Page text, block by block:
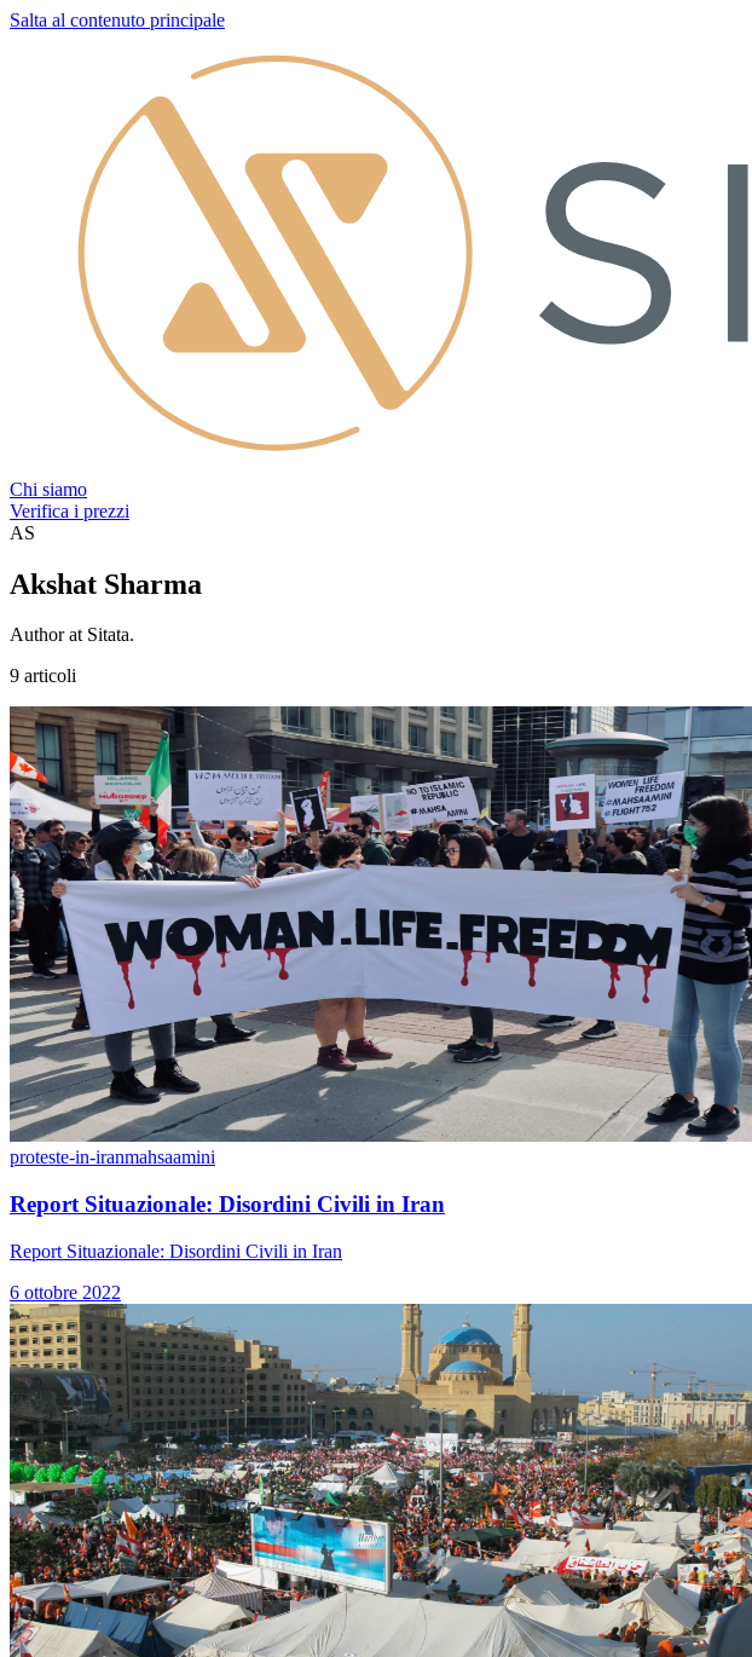
Salta al contenuto principale
Chi siamo
Verifica i prezzi
AS
Akshat Sharma
Author at Sitata.
9 articoli
proteste-in-iranmahsaamini
Report Situazionale: Disordini Civili in Iran
Report Situazionale: Disordini Civili in Iran
6 ottobre 2022